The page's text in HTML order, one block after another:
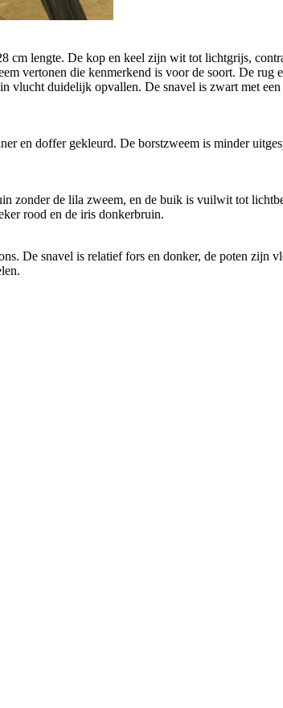
cm lengte. De kop en keel zijn wit tot lichtgrijs,
vertonen die kenmerkend is voor de soort. De
vlucht duidelijk opvallen. De snavel is zwart met
en doffer gekleurd. De borstzweem is minder
zonder de lila zweem, en de buik is vuilwit tot
rood en de iris donkerbruin.
De snavel is relatief fors en donker, de poten zijn